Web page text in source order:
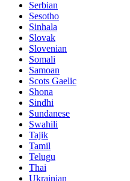
Serbian
Sesotho
Sinhala
Slovak
Slovenian
Somali
Samoan
Scots Gaelic
Shona
Sindhi
Sundanese
Swahili
Tajik
Tamil
Telugu
Thai
Ukrainian